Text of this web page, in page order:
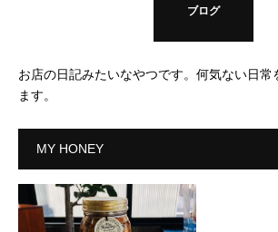
ブログ
お店の日記みたいなやつです。何気ない日常
ます。
MY HONEY